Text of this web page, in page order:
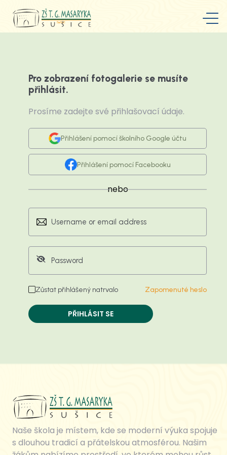
Pro zobrazení fotogalerie se musíte
přihlásit.
Prosíme zadejte své přihlašovací údaje.
Přihlášení pomocí školního Google účtu
Přihlášení pomocí Facebooku
nebo
Zůstat přihlášený natrvalo Zapomenuté heslo
PŘIHLÁSIT SE
Naše škola je místem, kde se moderní výuka spojuje
s dlouhou tradicí a přátelskou atmosférou. Našim